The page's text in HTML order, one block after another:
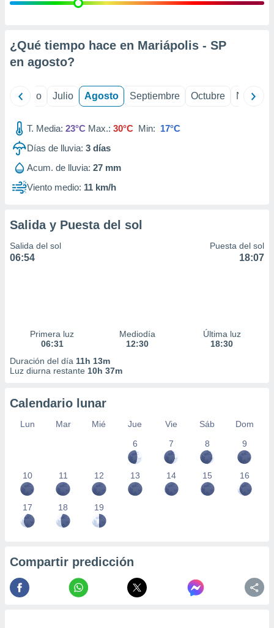
e
mediante
publicidad
de
1199
¿Qué tiempo hace en Mariápolis - SP
en agosto?
Junio Julio Agosto Septiembre Octubre
T. Media: 23°C Max.: 30°C Min: 17°C
Días de lluvia: 3 días
Acum. de lluvia: 27 mm
Viento medio: 11 km/h
Salida y Puesta del sol
Salida del sol
06:54
Puesta del sol
18:07
Primera luz
06:31
Mediodía
12:30
Última luz
18:30
Duración del día 11h 13m
Luz diurna restante 10h 37m
Calendario lunar
Lun Mar Mié Jue Vie Sáb
Dom
6
7 8 9
10 11 12 13 14 15 16
17 18 19
Compartir predicción